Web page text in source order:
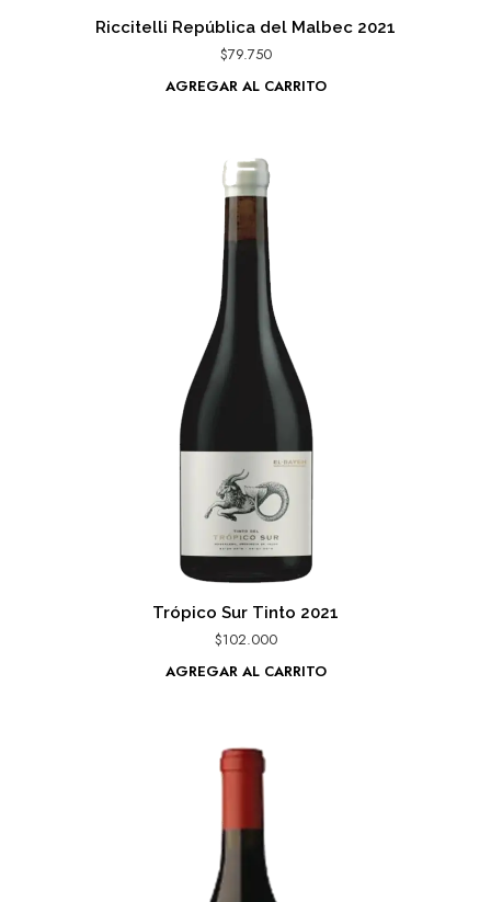
Riccitelli República del Malbec 2021
$79.750
AGREGAR AL CARRITO
Trópico Sur Tinto 2021
$102.000
AGREGAR AL CARRITO